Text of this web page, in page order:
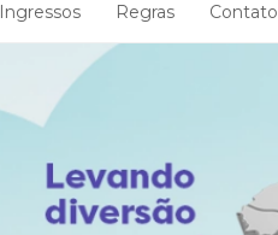
Ingressos Regras Contato